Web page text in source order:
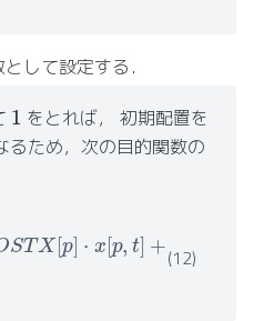
して設定する．
1 をとれば， 初期配置を
るため，次の目的関数の
(12)
TX[p]⋅x p + p C